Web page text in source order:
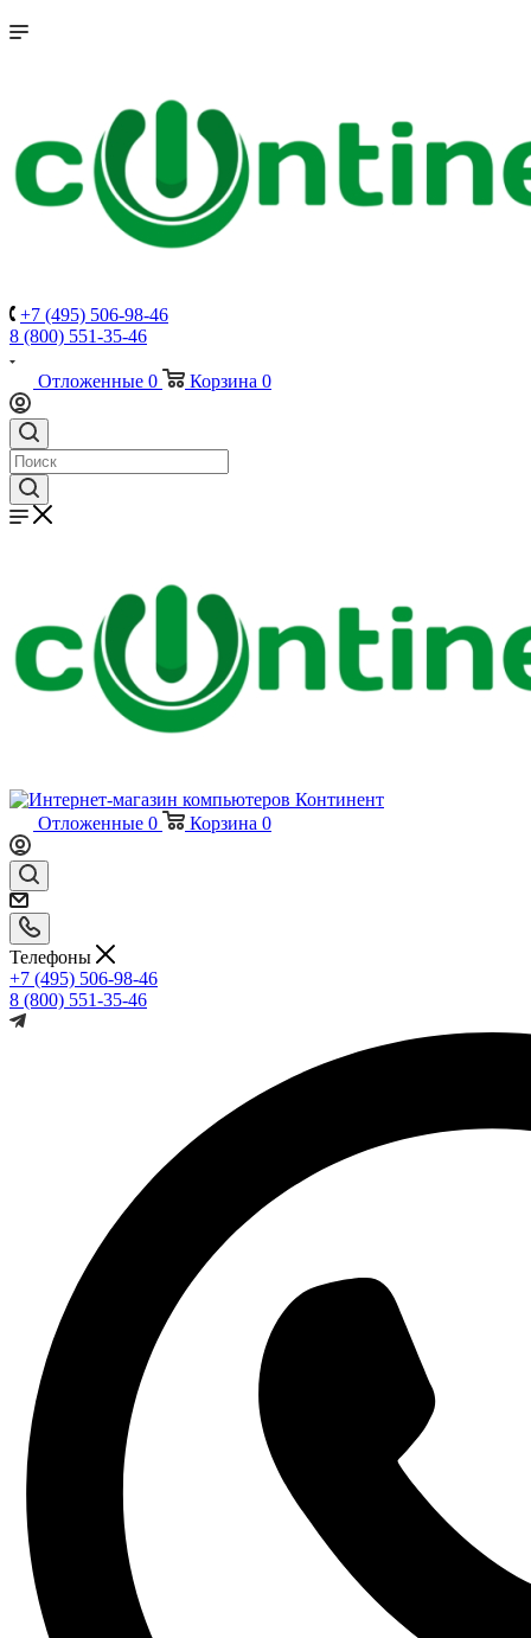
+7 (495) 506-98-46
8 (800) 551-35-46
Отложенные 0 Корзина 0
Отложенные 0 Корзина 0
Телефоны
+7 (495) 506-98-46
8 (800) 551-35-46